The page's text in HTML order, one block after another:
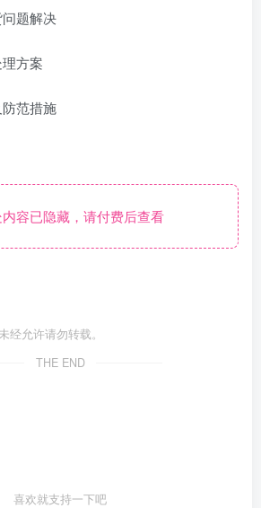
题解决
方案
范措施
容已隐藏，请付费后查看
经允许请勿转载。
THE END
喜欢就支持一下吧